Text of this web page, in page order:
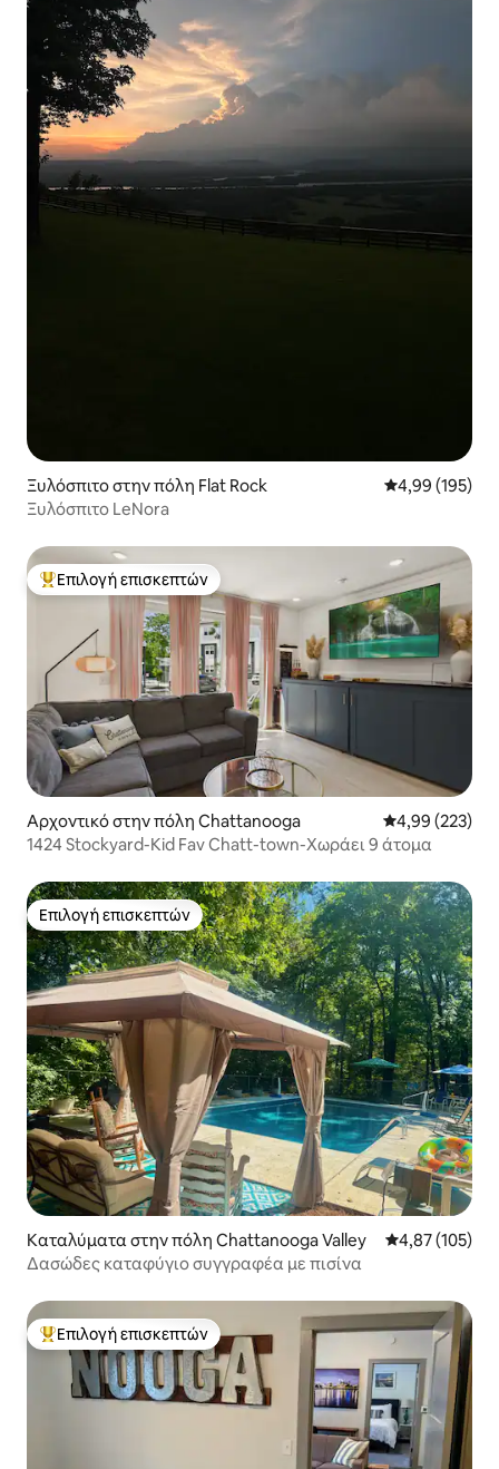
Ξυλόσπιτο στην πόλη Flat Rock Μέση
4,99 (195)
Ξυλόσπιτο LeNora
Κορυφαία επιλογή επισκεπτών
Επιλογή επισκεπτών
Αρχοντικό στην πόλη Chattanooga Μέση
4,99 (223)
1424 Stockyard-Kid Fav Chatt-town-Χωράει 9 άτομα
Επιλογή επισκεπτών
Επιλογή επισκεπτών
Καταλύματα στην πόλη Chattanooga Valley Μέση
4,87 (105)
Δασώδες καταφύγιο συγγραφέα με πισίνα
Κορυφαία επιλογή επισκεπτών
Επιλογή επισκεπτών